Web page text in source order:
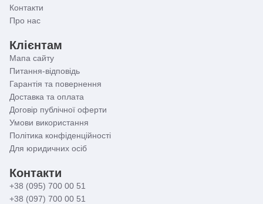
Контакти
Про нас
Клієнтам
Мапа сайту
Питання-відповідь
Гарантія та повернення
Доставка та оплата
Договір публічної оферти
Умови використання
Політика конфіденційності
Для юридичних осіб
Контакти
+38 (095) 700 00 51
+38 (097) 700 00 51